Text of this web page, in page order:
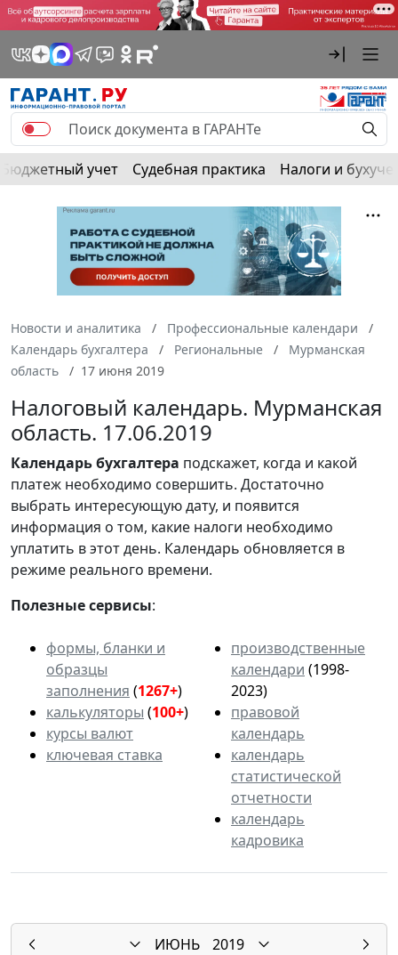
Бюджетный учет Судебная практика Налоги и
Новости и аналитика
Профессиональные календари
Календарь бухгалтера
Региональные
Мурманская
область
17 июня 2019
Налоговый календарь. Мурманская
область. 17.06.2019
Календарьбухгалтера подскажет, когда и какой
платеж необходимо совершить. Достаточно
выбрать интересующую дату, и появится
информация о том, какие налоги необходимо
уплатить в этот день. Календарь обновляется в
режиме реального времени.
Полезные сервисы:
формы, бланки и
образцы
заполнения (1267+)
калькуляторы (100+)
курсы валют
ключевая ставка
производственные
календари (1998-
2023)
правовой
календарь
календарь
статистической
отчетности
календарь
кадровика
ИЮНЬ
2019